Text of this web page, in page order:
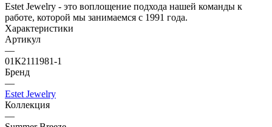
Estet Jewelry - это воплощение подхода нашей команды к
работе, которой мы занимаемся с 1991 года.
Характеристики
Артикул
—
01К2111981-1
Бренд
—
Estet Jewelry
Коллекция
—